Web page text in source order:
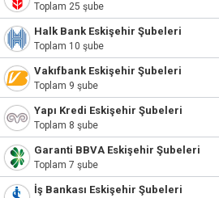
Toplam 25 şube
Halk Bank Eskişehir Şubeleri
Toplam 10 şube
Vakıfbank Eskişehir Şubeleri
Toplam 9 şube
Yapı Kredi Eskişehir Şubeleri
Toplam 8 şube
Garanti BBVA Eskişehir Şubeleri
Toplam 7 şube
İş Bankası Eskişehir Şubeleri